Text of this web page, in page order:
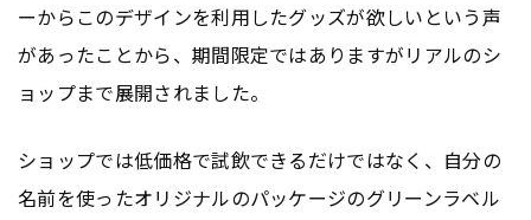
ーからこのデザインを利用したグッズが欲しいという声
があったことから、期間限定ではありますがリアルのシ
ョップまで展開されました。
ショップでは低価格で試飲できるだけではなく、自分の
名前を使ったオリジナルのパッケージのグリーンラベル